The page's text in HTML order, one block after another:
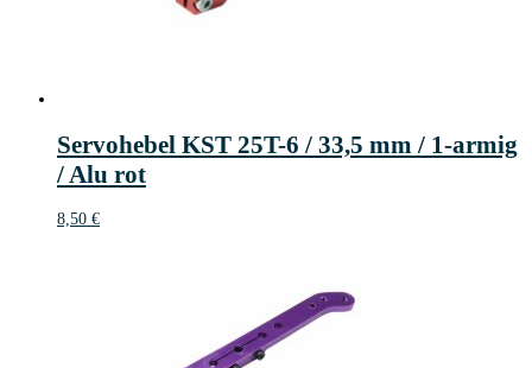
Servohebel KST 25T-6 / 33,5 mm / 1-armig
/ Alu rot
8,50 €